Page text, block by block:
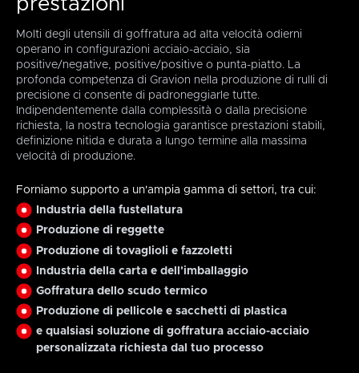
Molti degli utensili di goffratura ad alta velocità odierni
operano in configurazioni acciaio-acciaio, sia
positive/negative, positive/positive o punta-piatto. La
profonda competenza di Gravion nella produzione di rulli di
precisione ci consente di padroneggiarle tutte.
Indipendentemente dalla complessità o dalla precisione
richiesta, la nostra tecnologia garantisce prestazioni stabili,
definizione nitida e durata a lungo termine alla massima
velocità di produzione.
Forniamo supporto a un'ampia gamma di settori, tra cui:
Industria della fustellatura
Produzione di reggette
Produzione di tovaglioli e fazzoletti
Industria della carta e dell'imballaggio
Goffratura dello scudo termico
Produzione di pellicole e sacchetti di plastica
e qualsiasi soluzione di goffratura acciaio-acciaio
personalizzata richiesta dal tuo processo